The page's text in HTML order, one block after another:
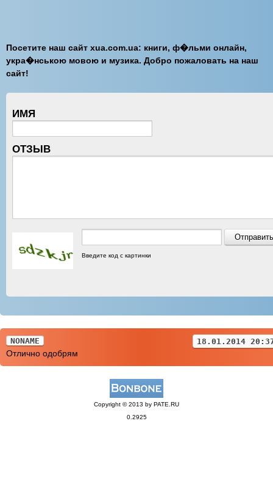
Посетите наш сайт xua.com.ua: книги, ф�льми онлайн,
укра�нською мовою и музика. Добро пожаловать на наш
сайт!
ИМЯ
ОТЗЫВ
Введите код с картинки
NONAME 18.01.2014
Отлично одобрям
Copyright © 2013 by PATE.RU
0.2925